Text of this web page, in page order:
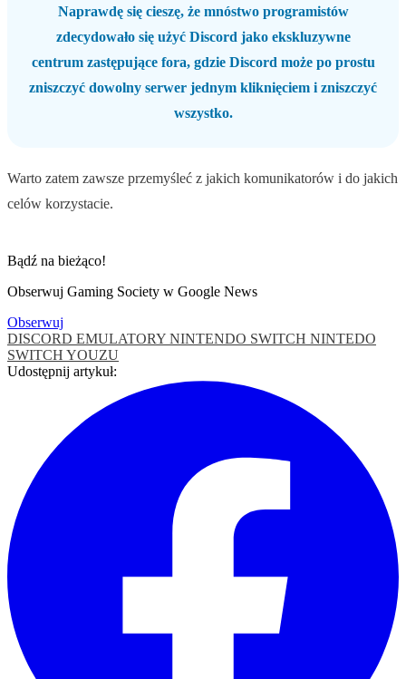
Naprawdę się cieszę, że mnóstwo programistów
zdecydowało się użyć Discord jako ekskluzywne
centrum zastępujące fora, gdzie Discord może po prostu
zniszczyć dowolny serwer jednym kliknięciem i zniszczyć
wszystko.
Warto zatem zawsze przemyśleć z jakich komunikatorów i do jakich
celów korzystacie.
Bądź na bieżąco!
Obserwuj Gaming Society w Google News
Obserwuj
DISCORD EMULATORY NINTENDO SWITCH NINTEDO
SWITCH YOUZU
Udostępnij artykuł: